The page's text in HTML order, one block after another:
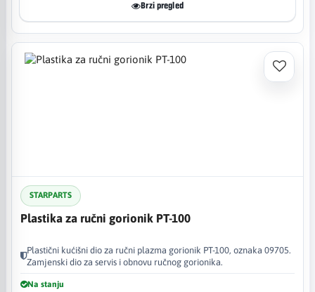
Brzi pregled
STARPARTS
Plastika za ručni gorionik PT-100
Plastični kućišni dio za ručni plazma gorionik PT-100, oznaka 09705.
Zamjenski dio za servis i obnovu ručnog gorionika.
Na stanju